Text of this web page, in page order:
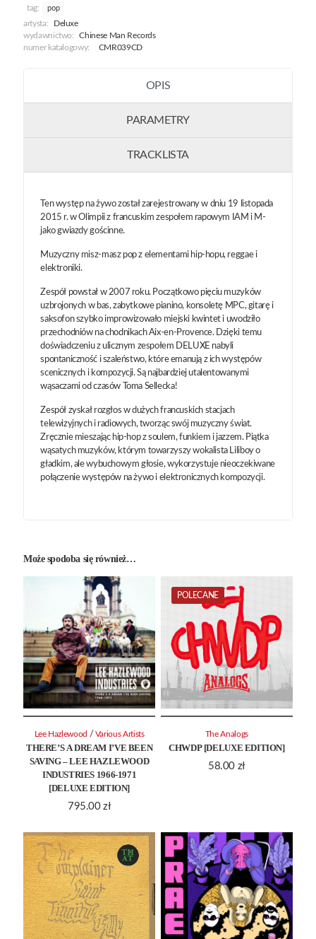
tag:
pop
artysta:
Deluxe
wydawnictwo:
Chinese Man Records
numer katalogowy:
CMR039CD
OPIS
PARAMETRY
TRACKLISTA
Ten występ na żywo został zarejestrowany w dniu 19 listopada
2015 r. w Olimpii z francuskim zespołem rapowym IAM i M-
jako gwiazdy gościnne.
Muzyczny misz-masz pop z elementami hip-hopu, reggae i
elektroniki.
Zespół powstał w 2007 roku. Początkowo pięciu muzyków
uzbrojonych w bas, zabytkowe pianino, konsoletę MPC, gitarę i
saksofon szybko improwizowało miejski kwintet i uwodziło
przechodniów na chodnikach Aix-en-Provence. Dzięki temu
doświadczeniu z ulicznym zespołem DELUXE nabyli
spontaniczność i szaleństwo, które emanują z ich występów
scenicznych i kompozycji. Są najbardziej utalentowanymi
wąsaczami od czasów Toma Sellecka!
Zespół zyskał rozgłos w dużych francuskich stacjach
telewizyjnych i radiowych, tworząc swój muzyczny świat.
Zręcznie mieszając hip-hop z soulem, funkiem i jazzem. Piątka
wąsatych muzyków, którym towarzyszy wokalista Liliboy o
gładkim, ale wybuchowym głosie, wykorzystuje nieoczekiwane
połączenie występów na żywo i elektronicznych kompozycji.
Może spodoba się również…
THERE’S A DREAM I’VE BEEN
SAVING – LEE HAZLEWOOD
INDUSTRIES 1966-1971
[DELUXE EDITION]
795.00 zł
Lee Hazlewood / Various Artists
POLECANE
CHWDP [DELUXE EDITION]
58.00 zł
The Analogs